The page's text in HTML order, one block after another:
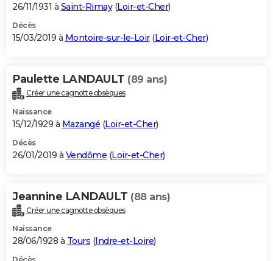
26/11/1931 à Saint-Rimay(Loir-et-Cher)
Décès
15/03/2019 à Montoire-sur-le-Loir(Loir-et-Cher)
Paulette LANDAULT (89 ans)
Créer une cagnotte obsèques
Naissance
15/12/1929 à Mazangé (Loir-et-Cher)
Décès
26/01/2019 à Vendôme (Loir-et-Cher)
Jeannine LANDAULT (88 ans)
Créer une cagnotte obsèques
Naissance
28/06/1928 à Tours (Indre-et-Loire)